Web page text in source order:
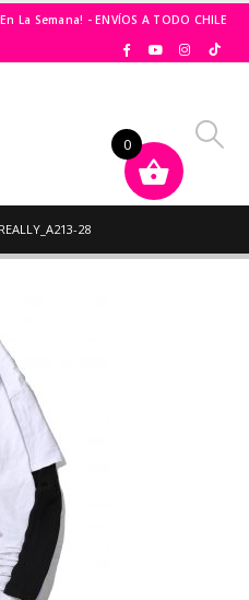
La Semana! - ENVÍOS A TODO CHILE
28
0